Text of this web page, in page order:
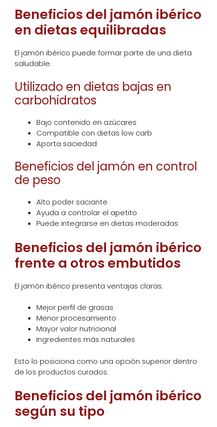
Beneficios del jamón ibérico
en dietas equilibradas
El jamón ibérico puede formar parte de una dieta
saludable.
Utilizado en dietas bajas en
carbohidratos
Bajo contenido en azúcares
Compatible con dietas low carb
Aporta saciedad
Beneficios del jamón en control
de peso
Alto poder saciante
Ayuda a controlar el apetito
Puede integrarse en dietas moderadas
Beneficios del jamón ibérico
frente a otros embutidos
El jamón ibérico presenta ventajas claras:
Mejor perfil de grasas
Menor procesamiento
Mayor valor nutricional
Ingredientes más naturales
Esto lo posiciona como una opción superior dentro
de los productos curados.
Beneficios del jamón ibérico
según su tipo